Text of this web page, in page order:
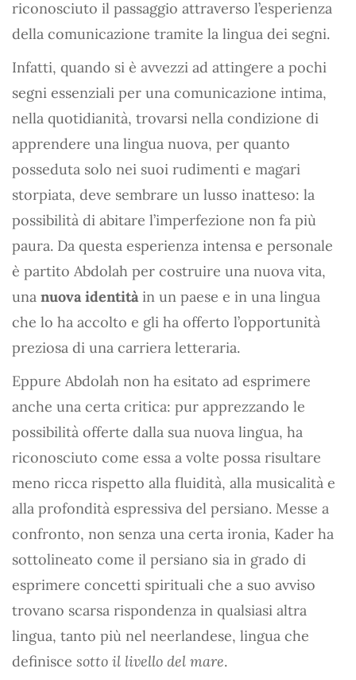
riconosciuto il passaggio attraverso l’esperienza
della comunicazione tramite la lingua dei segni.
Infatti, quando si è avvezzi ad attingere a pochi
segni essenziali per una comunicazione intima,
nella quotidianità, trovarsi nella condizione di
apprendere una lingua nuova, per quanto
posseduta solo nei suoi rudimenti e magari
storpiata, deve sembrare un lusso inatteso: la
possibilità di abitare l’imperfezione non fa più
paura. Da questa esperienza intensa e personale
è partito Abdolah per costruire una nuova vita,
una nuova identità in un paese e in una lingua
che lo ha accolto e gli ha offerto l’opportunità
preziosa di una carriera letteraria.
Eppure Abdolah non ha esitato ad esprimere
anche una certa critica: pur apprezzando le
possibilità offerte dalla sua nuova lingua, ha
riconosciuto come essa a volte possa risultare
meno ricca rispetto alla fluidità, alla musicalità e
alla profondità espressiva del persiano. Messe a
confronto, non senza una certa ironia, Kader ha
sottolineato come il persiano sia in grado di
esprimere concetti spirituali che a suo avviso
trovano scarsa rispondenza in qualsiasi altra
lingua, tanto più nel neerlandese, lingua che
definisce sotto il livello del mare.